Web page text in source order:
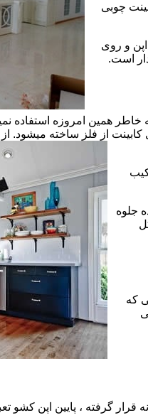
چوبی
و روی
است.
خاطر همین امروزه استفاده
از فلز ساخته میشود. از
جلوه
که
گرفته ، پایین اپن کشو